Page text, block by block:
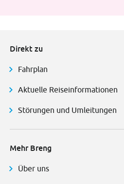
Direkt zu
Fahrplan
Aktuelle Reiseinformationen
Störungen und Umleitungen
Mehr Breng
Über uns